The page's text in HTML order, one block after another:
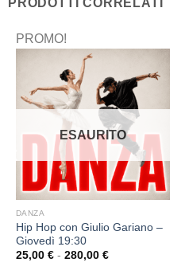
PRODOTTI CORRELATI
PROMO!
ESAURITO
DANZA
Hip Hop con Giulio Gariano –
Giovedì 19:30
25,00 € - 280,00 €